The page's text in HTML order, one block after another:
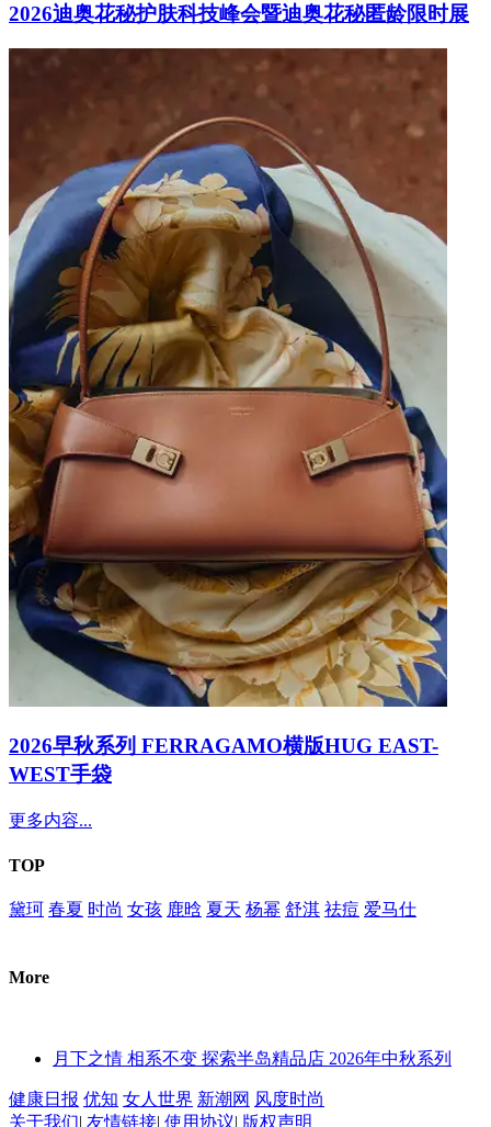
2026迪奥花秘护肤科技峰会暨迪奥花秘匿龄限时展
2026早秋系列 FERRAGAMO横版HUG EAST-
WEST手袋
更多内容...
TOP
黛珂 春夏 时尚 女孩 鹿晗 夏天 杨幂 舒淇 祛痘 爱马仕
More
月下之情 相系不变 探索半岛精品店 2026年中秋系列
健康日报 优知 女人世界 新潮网 风度时尚
关于我们| 友情链接| 使用协议| 版权声明